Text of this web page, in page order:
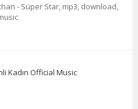
- Süper Star, mp3, download,
Kadın Official Music